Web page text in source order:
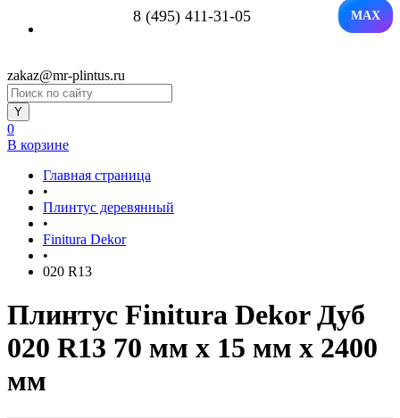
8 (495) 411-31-05 MAX
zakaz@mr-plintus.ru
0
В корзине
Главная страница
•
Плинтус деревянный
•
Finitura Dekor
•
020 R13
Плинтус Finitura Dekor Дуб
020 R13 70 мм х 15 мм х 2400
мм